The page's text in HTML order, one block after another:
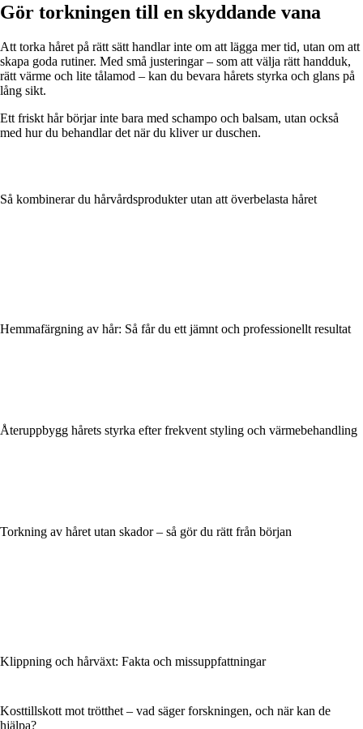
Gör torkningen till en skyddande vana
Att torka håret på rätt sätt handlar inte om att lägga mer tid, utan om att
skapa goda rutiner. Med små justeringar – som att välja rätt handduk,
rätt värme och lite tålamod – kan du bevara hårets styrka och glans på
lång sikt.
Ett friskt hår börjar inte bara med schampo och balsam, utan också
med hur du behandlar det när du kliver ur duschen.
Så kombinerar du hårvårdsprodukter utan att överbelasta håret
Hemmafärgning av hår: Så får du ett jämnt och professionellt resultat
Återuppbygg hårets styrka efter frekvent styling och värmebehandling
Torkning av håret utan skador – så gör du rätt från början
Klippning och hårväxt: Fakta och missuppfattningar
Kosttillskott mot trötthet – vad säger forskningen, och när kan de
hjälpa?